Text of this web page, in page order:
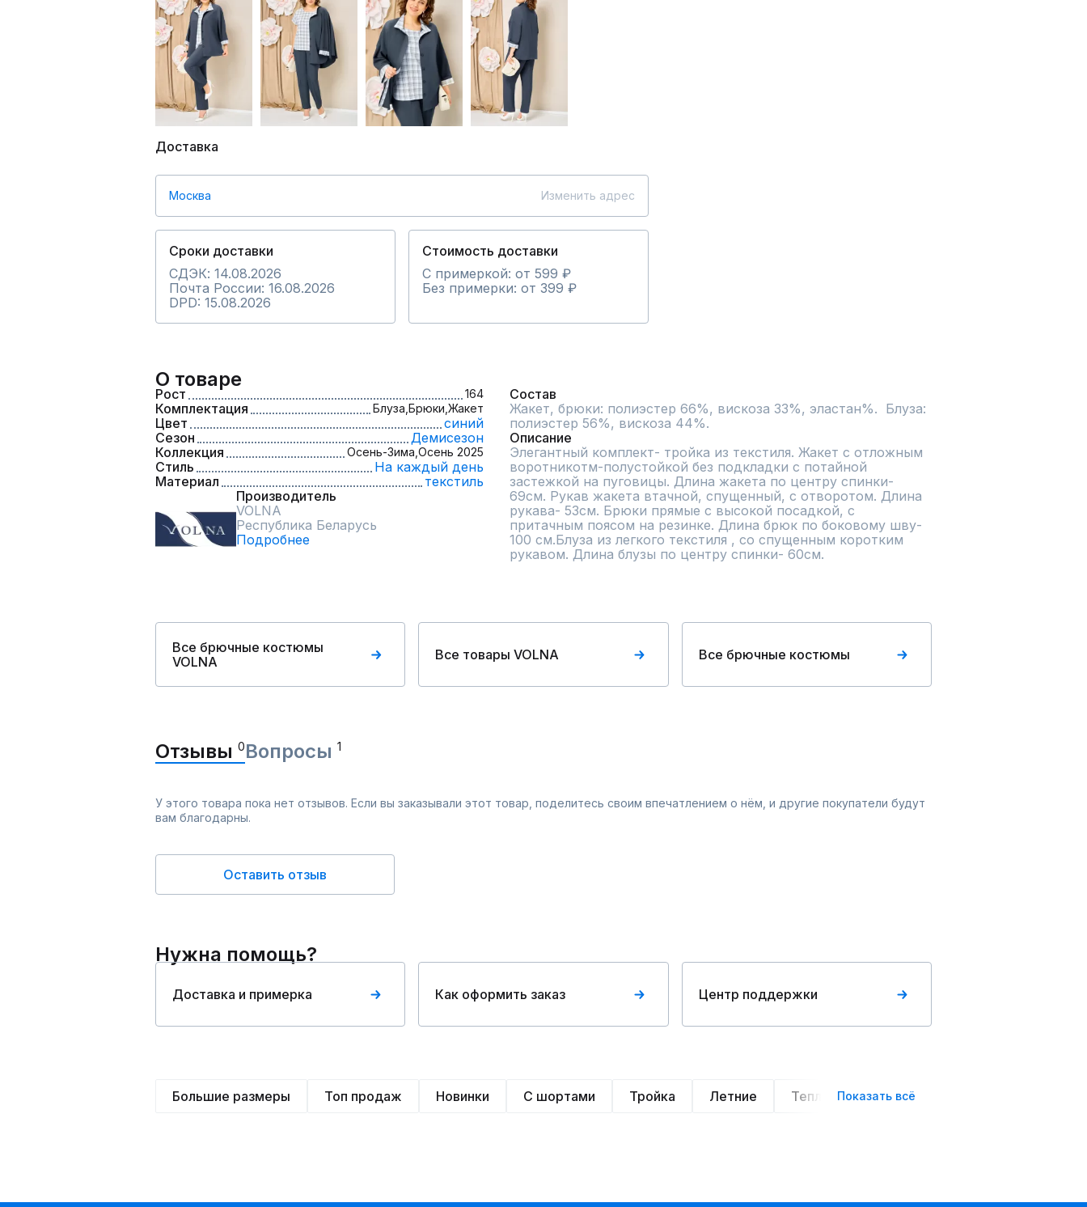
Доставка
Москва Изменить адрес
Сроки доставки
СДЭК: 14.08.2026
Почта России: 16.08.2026
DPD: 15.08.2026
Стоимость доставки
С примеркой: от 599 ₽
Без примерки: от 399 ₽
О товаре
Рост 164
Комплектация Блуза, Брюки, Жакет
Цвет
синий
Сезон
Демисезон
Коллекция
Осень-Зима, Осень 2025
Стиль
На каждый день
Материал
текстиль
Производитель
VOLNA
Республика Беларусь
Подробнее
Состав
Жакет, брюки: полиэстер 66%, вискоза 33%, эластан%.  Блуза:
полиэстер 56%, вискоза 44%.
Описание
Элегантный комплект- тройка из текстиля. Жакет с отложным
воротникотм-полустойкой без подкладки с потайной
застежкой на пуговицы. Длина жакета по центру спинки-
69см. Рукав жакета втачной, спущенный, с отворотом. Длина
рукава- 53см. Брюки прямые с высокой посадкой, с
притачным поясом на резинке. Длина брюк по боковому шву-
100 см.Блуза из легкого текстиля , со спущенным коротким
рукавом. Длина блузы по центру спинки- 60см.
Все брючные костюмы
VOLNA
Все товары VOLNA Все брючные костюмы
Отзывы 0Вопросы 1
У этого товара пока нет отзывов. Если вы заказывали этот товар, поделитесь своим впечатлением о нём, и другие покупатели будут
вам благодарны.
Оставить отзыв
Нужна помощь?
Доставка и примерка Как оформить заказ Центр поддержки
Большие размеры Топ продаж Новинки С шортами Тройка Летние Теплые Легкие
Показать всё